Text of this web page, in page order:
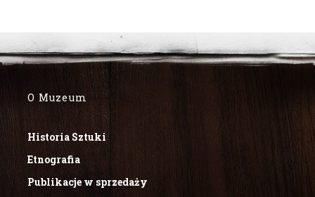
O Muzeum
Historia Sztuki
Etnografia
Publikacje w sprzedaży